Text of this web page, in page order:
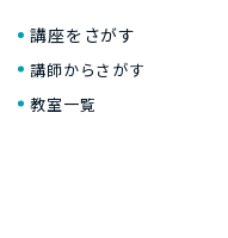
講座をさがす
講師からさがす
教室一覧